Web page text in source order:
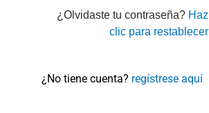
¿Olvidaste tu contraseña? Haz
clic para restablecer
¿No tiene cuenta? regístrese aquí